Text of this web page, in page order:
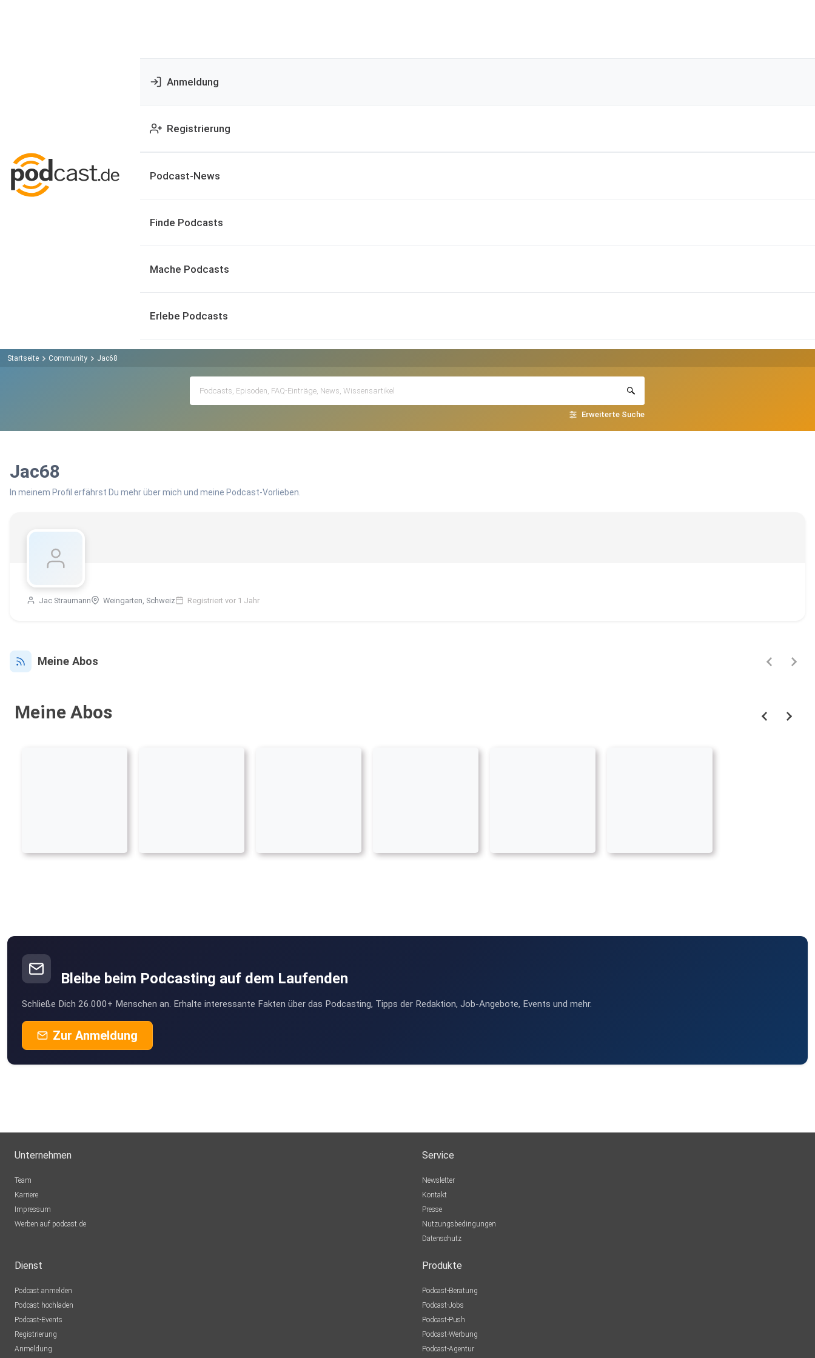
Anmeldung
Registrierung
Podcast-News
Finde Podcasts
Mache Podcasts
Erlebe Podcasts
Startseite Community Jac68
Erweiterte Suche
Jac68
In meinem Profil erfährst Du mehr über mich und meine Podcast-Vorlieben.
Jac Straumann Weingarten, Schweiz Registriert vor 1 Jahr
Meine Abos
Meine Abos
Bleibe beim Podcasting auf dem Laufenden
Schließe Dich 26.000+ Menschen an. Erhalte interessante Fakten über das Podcasting, Tipps der Redaktion, Job-Angebote, Events und mehr.
Zur Anmeldung
Unternehmen
Team
Karriere
Impressum
Werben auf podcast.de
Service
Newsletter
Kontakt
Presse
Nutzungsbedingungen
Datenschutz
Dienst
Podcast anmelden
Podcast hochladen
Podcast-Events
Registrierung
Anmeldung
Produkte
Podcast-Beratung
Podcast-Jobs
Podcast-Push
Podcast-Werbung
Podcast-Agentur